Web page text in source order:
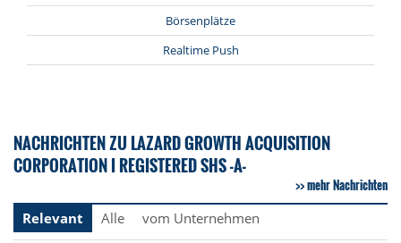
Börsenplätze
Realtime Push
NACHRICHTEN ZU LAZARD GROWTH ACQUISITION
CORPORATION I REGISTERED SHS -A-
mehr Nachrichten
Relevant
Alle vom Unternehmen